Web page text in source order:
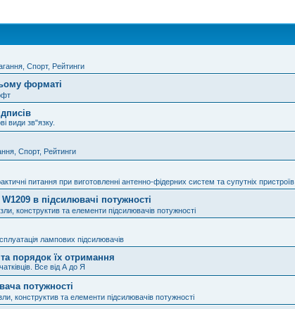
Спорт, Рейтинги
форматі
види зв"язку.
Спорт, Рейтинги
питання при виготовленні антенно-фідерних систем та супутніх пристроїв
в підсилювачі потужності
конструктив та елементи підсилювачів потужності
лампових підсилювачів
порядок їх отримання
Все від А до Я
потужності
конструктив та елементи підсилювачів потужності